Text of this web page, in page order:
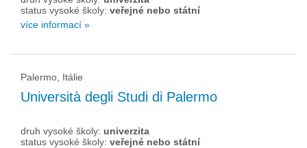
status vysoké školy: veřejné nebo státní
více informací »
Palermo, Itálie
Università degli Studi di Palermo
druh vysoké školy: univerzita
status vysoké školy: veřejné nebo státní